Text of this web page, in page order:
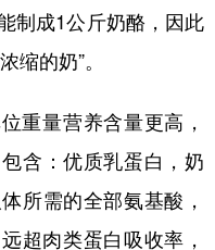
河北
福建 江西
湖北 湖南
海南 重庆
制成1公斤奶酪，因此
缩的奶”。
重量营养含量更高，
含：优质乳蛋白，奶
所需的全部氨基酸，
超肉类蛋白吸收率，